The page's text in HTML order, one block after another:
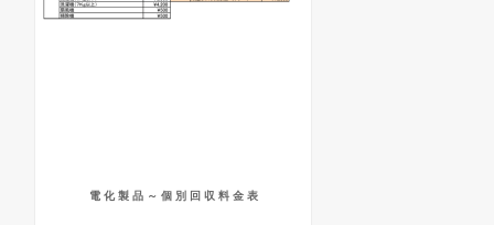
電 化 製 品 ～ 個 別 回 収 料 金 表